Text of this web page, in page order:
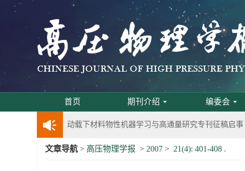
首页 期刊介绍 编委会
第五届高压科学卓越青年学者评选通知
2024年度《高压物理学报》优秀审稿人评选结果
2024年上海光源同步辐射大压机实验技术培训班通知
《高压物理学报》将于2025年1月由双月刊变更为月刊
动载下材料物性机器学习与高通量研究专刊征稿启事
《高压物理学报》第二届青年编委会招募启事
文章导航 > 高压物理学报 > 2007 > 21(4): 401-408 .